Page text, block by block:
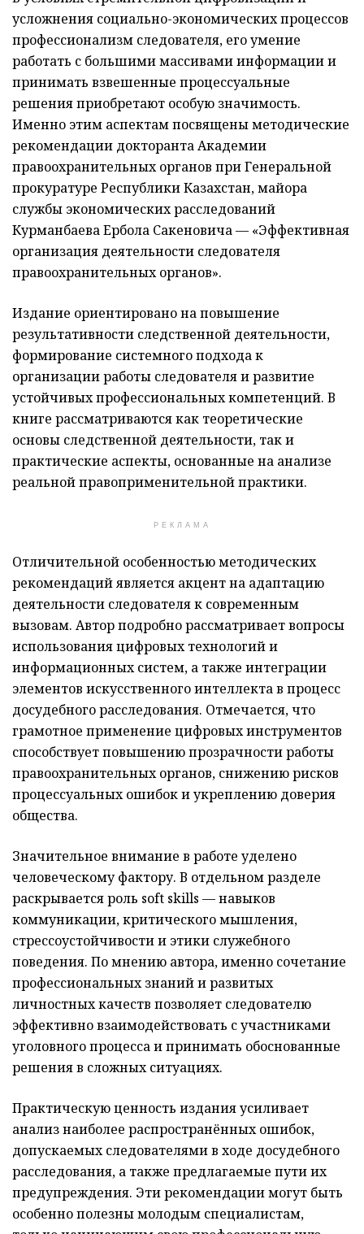
усложнения социально-экономических процессов
профессионализм следователя, его умение
работать с большими массивами информации и
принимать взвешенные процессуальные
решения приобретают особую значимость.
Именно этим аспектам посвящены методические
рекомендации докторанта Академии
правоохранительных органов при Генеральной
прокуратуре Республики Казахстан, майора
службы экономических расследований
Курманбаева Ербола Сакеновича — «Эффективная
организация деятельности следователя
правоохранительных органов».
Издание ориентировано на повышение
результативности следственной деятельности,
формирование системного подхода к
организации работы следователя и развитие
устойчивых профессиональных компетенций. В
книге рассматриваются как теоретические
основы следственной деятельности, так и
практические аспекты, основанные на анализе
реальной правоприменительной практики.
РЕКЛАМА
Отличительной особенностью методических
рекомендаций является акцент на адаптацию
деятельности следователя к современным
вызовам. Автор подробно рассматривает вопросы
использования цифровых технологий и
информационных систем, а также интеграции
элементов искусственного интеллекта в процесс
досудебного расследования. Отмечается, что
грамотное применение цифровых инструментов
способствует повышению прозрачности работы
правоохранительных органов, снижению рисков
процессуальных ошибок и укреплению доверия
общества.
Значительное внимание в работе уделено
человеческому фактору. В отдельном разделе
раскрывается роль soft skills — навыков
коммуникации, критического мышления,
стрессоустойчивости и этики служебного
поведения. По мнению автора, именно сочетание
профессиональных знаний и развитых
личностных качеств позволяет следователю
эффективно взаимодействовать с участниками
уголовного процесса и принимать обоснованные
решения в сложных ситуациях.
Практическую ценность издания усиливает
анализ наиболее распространённых ошибок,
допускаемых следователями в ходе досудебного
расследования, а также предлагаемые пути их
предупреждения. Эти рекомендации могут быть
особенно полезны молодым специалистам,